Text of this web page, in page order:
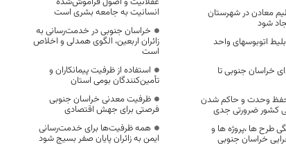
معادن در شهرستان
شود
اتوبوسهای واحد
خراسان جنوبی تا
حفظ وحدت و حاکم شدن
کشور ضرورتی جدی
طرح ها ،پروژه ها و
خراسان جنوبی
انسانیت به جامعه بشری است
خراسان جنوبی در خدمت‌رسانی به
زائران اربعین، الگوی همدلی و اخلاص
است
استفاده از ظرفیت پیمانکاران و
تأمین‌کنندگان بومی استان
ظرفیت معدنی خراسان جنوبی
فرصتی برای جهش اقتصادی
همه ظرفیت‌ها برای خدمت‌رسانی
ایمن به زائران پایان صفر بسیج شود